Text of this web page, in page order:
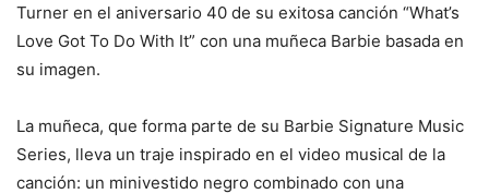
Turner en el aniversario 40 de su exitosa canción “What’s
Love Got To Do With It” con una muñeca Barbie basada en
su imagen.
La muñeca, que forma parte de su Barbie Signature Music
Series, lleva un traje inspirado en el video musical de la
canción: un minivestido negro combinado con una